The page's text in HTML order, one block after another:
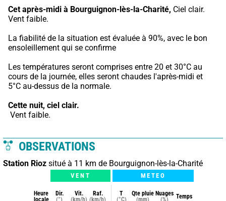
Cet après-midi à Bourguignon-lès-la-Charité, Ciel clair.
Vent faible.
La fiabilité de la situation est évaluée à 90%, avec le bon
ensoleillement qui se confirme
Les températures seront comprises entre 20 et 30°C au
cours de la journée, elles seront chaudes l'après-midi et
5°C au-dessus de la normale.
Cette nuit, ciel clair.
Vent faible.
OBSERVATIONS
Station Rioz situé à 11 km de Bourguignon-lès-la-Charité
VENT METEO
Heure
locale
Dir.
(°)
Vit.
(km/h)
Raf.
(km/h)
T
(°C)
Qte pluie
(mm)
Nuages
(%)
Temps